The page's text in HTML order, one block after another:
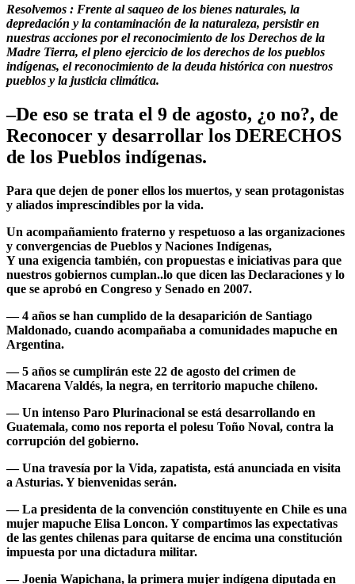
Resolvemos : Frente al saqueo de los bienes naturales, la
depredación y la contaminación de la naturaleza, persistir en
nuestras acciones por el reconocimiento de los Derechos de la
Madre Tierra, el pleno ejercicio de los derechos de los pueblos
indígenas, el reconocimiento de la deuda histórica con nuestros
pueblos y la justicia climática.
–De eso se trata el 9 de agosto, ¿o no?, de
Reconocer y desarrollar los DERECHOS
de los Pueblos indígenas.
Para que dejen de poner ellos los muertos, y sean protagonistas
y aliados imprescindibles por la vida.
Un acompañamiento fraterno y respetuoso a las organizaciones
y convergencias de Pueblos y Naciones Indígenas,
Y una exigencia también, con propuestas e iniciativas para que
nuestros gobiernos cumplan..lo que dicen las Declaraciones y lo
que se aprobó en Congreso y Senado en 2007.
— 4 años se han cumplido de la desaparición de Santiago
Maldonado, cuando acompañaba a comunidades mapuche en
Argentina.
— 5 años se cumplirán este 22 de agosto del crimen de
Macarena Valdés, la negra, en territorio mapuche chileno.
— Un intenso Paro Plurinacional se está desarrollando en
Guatemala, como nos reporta el polesu Toño Noval, contra la
corrupción del gobierno.
— Una travesía por la Vida, zapatista, está anunciada en visita
a Asturias. Y bienvenidas serán.
— La presidenta de la convención constituyente en Chile es una
mujer mapuche Elisa Loncon. Y compartimos las expectativas
de las gentes chilenas para quitarse de encima una constitución
impuesta por una dictadura militar.
—Joenia Wapichana, la primera mujer indígena diputada en